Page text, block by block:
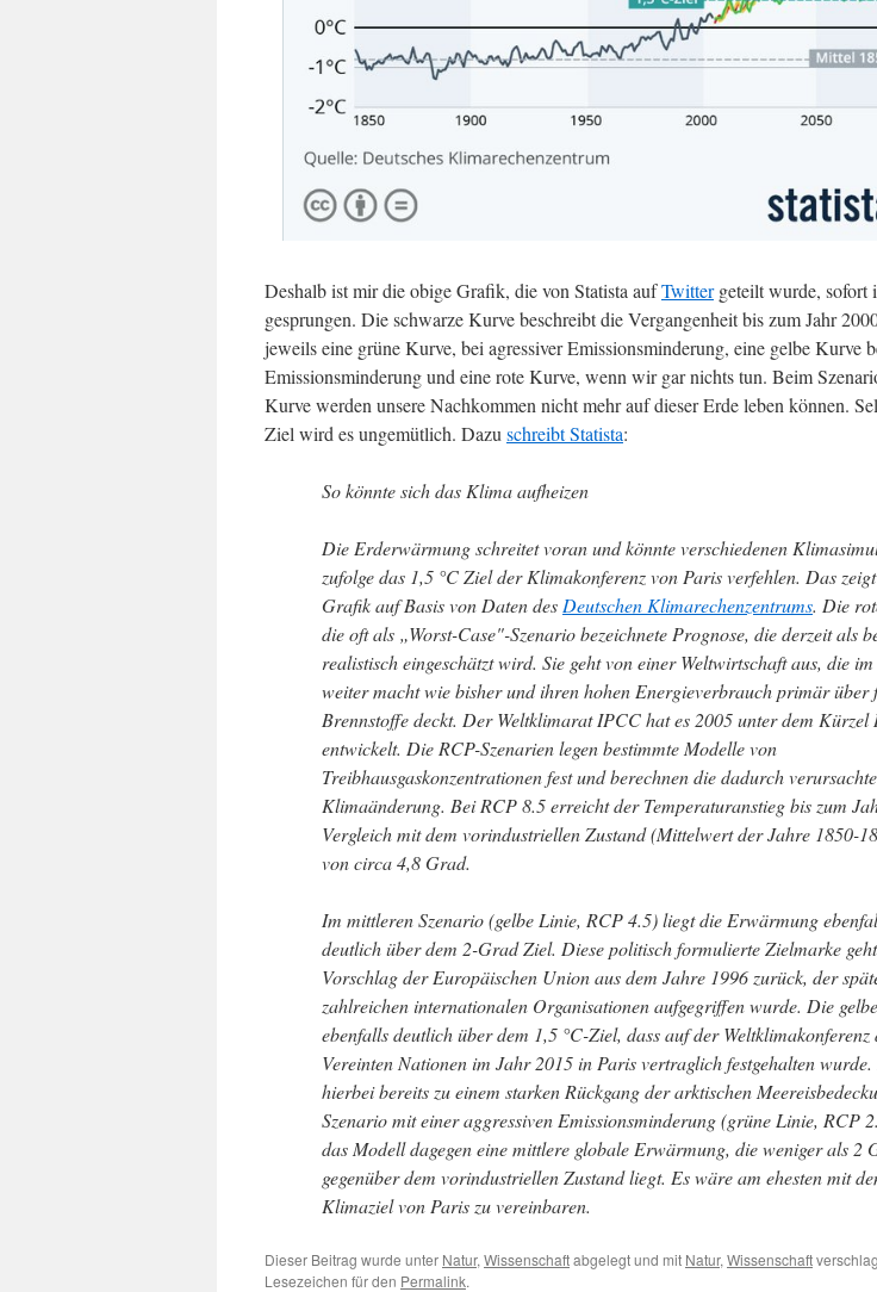
Deshalb ist mir die obige Grafik, die von Statista aufTwittergeteilt wurde, sofort
gesprungen. Die schwarze Kurve beschreibt die Vergangenheit bis zum Jahr
jeweils eine grüne Kurve, bei agressiver Emissionsminderung, eine gelbe Kurve
Emissionsminderung und eine rote Kurve, wenn wir gar nichts tun. Beim
Kurve werden unsere Nachkommen nicht mehr auf dieser Erde leben können.
Ziel wird es ungemütlich. Dazu schreibt Statista:
So könnte sich das Klima aufheizen
Die Erderwärmung schreitet voran und könnte verschiedenen
zufolge das 1,5 °C Ziel der Klimakonferenz von Paris verfehlen. Das
Grafik auf Basis von Daten des Deutschen Klimarechenzentrums. Die
die oft als „Worst-Case"-Szenario bezeichnete Prognose, die derzeit als
realistisch eingeschätzt wird. Sie geht von einer Weltwirtschaft aus, die
weiter macht wie bisher und ihren hohen Energieverbrauch primär über
Brennstoffe deckt. Der Weltklimarat IPCC hat es 2005 unter dem Kürzel
entwickelt. Die RCP-Szenarien legen bestimmte Modelle von
Treibhausgaskonzentrationen fest und berechnen die dadurch verursachte
Klimaänderung. Bei RCP 8.5 erreicht der Temperaturanstieg bis zum
Vergleich mit dem vorindustriellen Zustand (Mittelwert der Jahre 1850-
von circa 4,8 Grad.
Im mittleren Szenario (gelbe Linie, RCP 4.5) liegt die Erwärmung
deutlich über dem 2-Grad Ziel. Diese politisch formulierte Zielmarke
Vorschlag der Europäischen Union aus dem Jahre 1996 zurück, der
zahlreichen internationalen Organisationen aufgegriffen wurde. Die
ebenfalls deutlich über dem 1,5 °C-Ziel, dass auf der Weltklimakonferenz
Vereinten Nationen im Jahr 2015 in Paris vertraglich festgehalten wurde.
hierbei bereits zu einem starken Rückgang der arktischen
Szenario mit einer aggressiven Emissionsminderung (grüne Linie, RCP
das Modell dagegen eine mittlere globale Erwärmung, die weniger als 2
gegenüber dem vorindustriellen Zustand liegt. Es wäre am ehesten mit
Klimaziel von Paris zu vereinbaren.
Dieser Beitrag wurde unter Natur, Wissenschaftabgelegt und mit Natur, Wissenschaft
Lesezeichen für den Permalink.